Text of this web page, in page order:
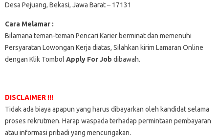
Desa Pejuang, Bekasi, Jawa Barat – 17131
Cara Melamar :
Bilamana teman-teman Pencari Karier berminat dan memenuhi
Persyaratan Lowongan Kerja diatas, Silahkan kirim Lamaran Online
dengan Klik Tombol Apply For Job dibawah.
DISCLAIMER !!!
Tidak ada biaya apapun yang harus dibayarkan oleh kandidat selama
proses rekrutmen. Harap waspada terhadap permintaan pembayaran
atau informasi pribadi yang mencurigakan.